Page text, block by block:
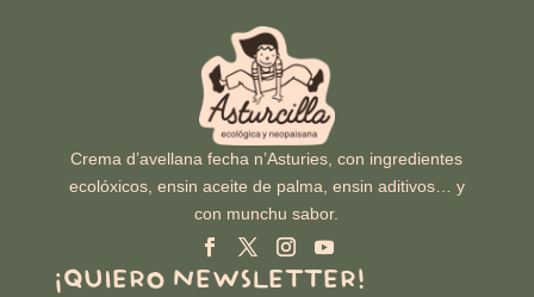
Crema d’avellana fecha n’Asturies, con ingredientes
ecolóxicos, ensin aceite de palma, ensin aditivos… y
con munchu sabor.
¡QUIERO NEWSLETTER!